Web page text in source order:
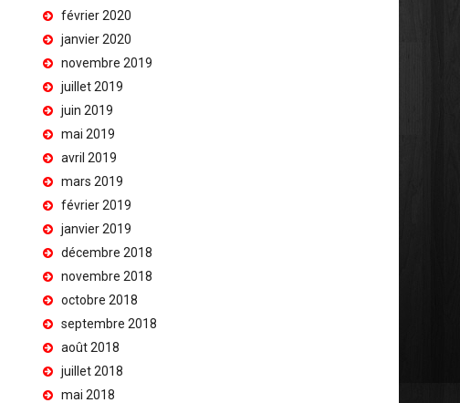
février 2020
janvier 2020
novembre 2019
juillet 2019
juin 2019
mai 2019
avril 2019
mars 2019
février 2019
janvier 2019
décembre 2018
novembre 2018
octobre 2018
septembre 2018
août 2018
juillet 2018
mai 2018